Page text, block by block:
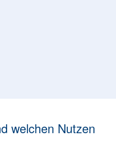
welchen Nutzen